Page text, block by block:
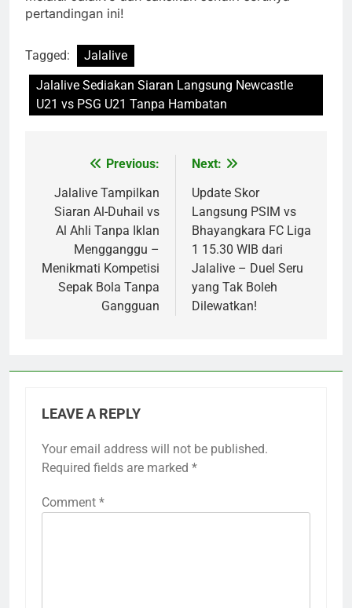
pertandingan ini!
Tagged:
Jalalive
Jalalive Sediakan Siaran Langsung Newcastle
U21 vs PSG U21 Tanpa Hambatan
navigation
Previous:
Jalalive Tampilkan
Siaran Al-Duhail vs
Al Ahli Tanpa Iklan
Mengganggu –
Menikmati Kompetisi
Sepak Bola Tanpa
Gangguan
Next:
Update Skor
Langsung PSIM vs
Bhayangkara FC Liga
1 15.30 WIB dari
Jalalive – Duel Seru
yang Tak Boleh
Dilewatkan!
LEAVE A REPLY
Your email address will not be published.
Required fields are marked *
Comment *